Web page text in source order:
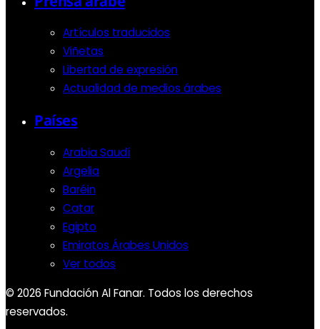
Artículos traducidos
Viñetas
Libertad de expresión
Actualidad de medios árabes
Países
Arabia Saudí
Argelia
Baréin
Catar
Egipto
Emiratos Árabes Unidos
Ver todos
© 2026 Fundación Al Fanar. Todos los derechos
reservados.